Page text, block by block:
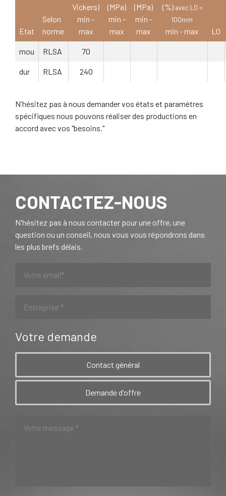
Etat
Selon
norme
Vickers)
min -
max
(MPa)
min -
max
(MPa)
min -
max
(%) avec L0 =
100mm
min - max L0
mou RLSA 70
dur RLSA 240
N'hésitez pas à nous demander vos états et paramètres
spécifiques nous pouvons réaliser des productions en
accord avec vos "besoins."
CONTACTEZ-NOUS
N'hésitez pas à nous contacter pour une offre, une
question ou un conseil, nous vous vous répondrons dans
les plus brefs délais.
Votre demande
Contact général
Demande d'offre